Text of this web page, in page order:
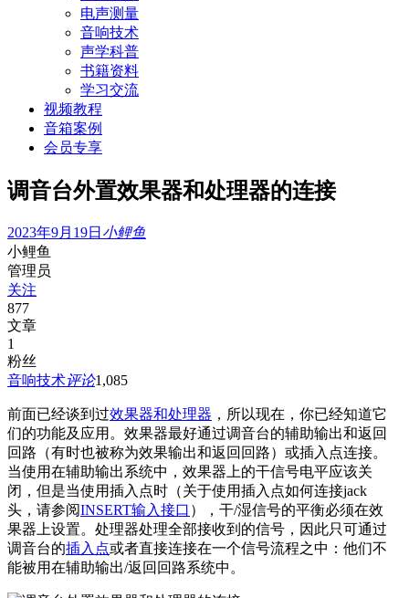
电声测量
音响技术
声学科普
书籍资料
学习交流
视频教程
音箱案例
会员专享
调音台外置效果器和处理器的连接
2023年9月19日 小鲤鱼
小鲤鱼
管理员
关注
877
文章
1
粉丝
音响技术评论1,085
前面已经谈到过效果器和处理器 ，所以现在，你已经知道它
们的功能及应用。效果器最好通过调音台的辅助输出和返回
回路（有时也被称为效果输出和返回回路）或插入点连接。
当使用在辅助输出系统中，效果器上的干信号电平应该关
闭，但是当使用插入点时（关于使用插入点如何连接jack
头，请参阅INSERT输入接口 ），干/湿信号的平衡必须在效
果器上设置。处理器处理全部接收到的信号，因此只可通过
调音台的插入点或者直接连接在一个信号流程之中：他们不
能被用在辅助输出/返回回路系统中。